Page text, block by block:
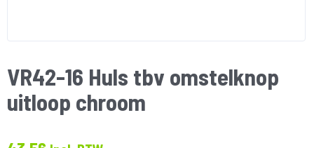
VR42-16 Huls tbv omstelknop
uitloop chroom